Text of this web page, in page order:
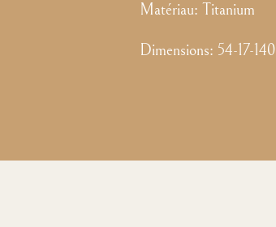
Matériau: Titanium
Dimensions: 54-17-140